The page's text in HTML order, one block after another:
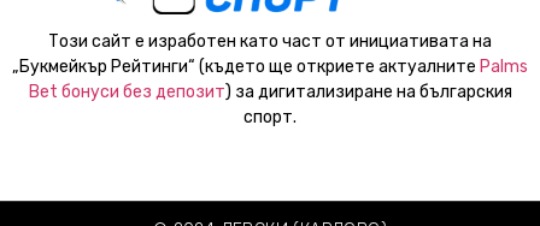
Този сайт е изработен като част от инициативата на
„Букмейкър Рейтинги“ (където ще откриете актуалните Palms
Bet бонуси без депозит) за дигитализиране на българския
спорт.